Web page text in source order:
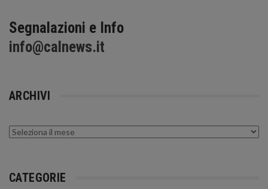
Segnalazioni e Info
info@calnews.it
ARCHIVI
Archivi
CATEGORIE